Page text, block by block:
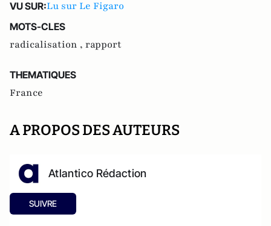
VU SUR:Lu sur Le Figaro
MOTS-CLES
radicalisation , rapport
THEMATIQUES
France
A PROPOS DES AUTEURS
Atlantico Rédaction
SUIVRE